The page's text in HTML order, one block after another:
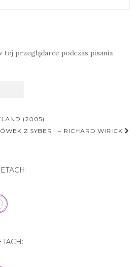
tej przeglądarce podczas pisania
(2005)
Z SYBERII – RICHARD WIRICK